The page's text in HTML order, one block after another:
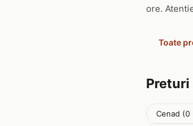
ore.
Toate
Preturi
Cenad (0